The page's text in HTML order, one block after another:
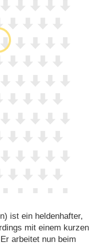
ist ein heldenhafter,
mit einem kurzen
arbeitet nun beim